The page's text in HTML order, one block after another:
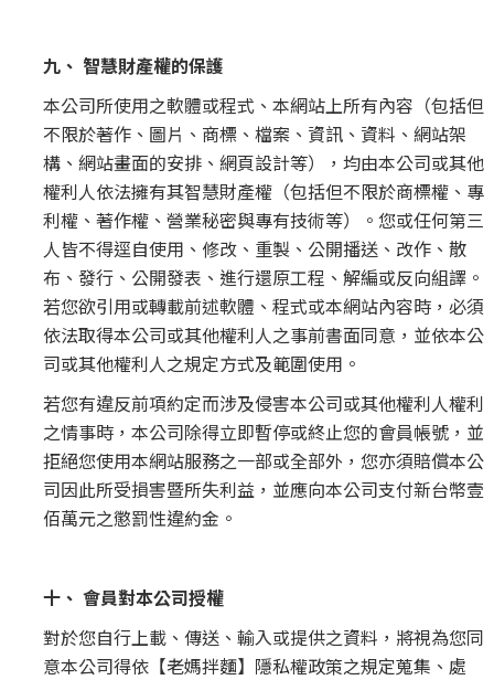
九、 智慧財產權的保護
本公司所使用之軟體或程式、本網站上所有內容（包括但
不限於著作、圖片、商標、檔案、資訊、資料、網站架
構、網站畫面的安排、網頁設計等），均由本公司或其他
權利人依法擁有其智慧財產權（包括但不限於商標權、專
利權、著作權、營業秘密與專有技術等）。您或任何第三
人皆不得逕自使用、修改、重製、公開播送、改作、散
布、發行、公開發表、進行還原工程、解編或反向組譯。
若您欲引用或轉載前述軟體、程式或本網站內容時，必須
依法取得本公司或其他權利人之事前書面同意，並依本公
司或其他權利人之規定方式及範圍使用。
若您有違反前項約定而涉及侵害本公司或其他權利人權利
之情事時，本公司除得立即暫停或終止您的會員帳號，並
拒絕您使用本網站服務之一部或全部外，您亦須賠償本公
司因此所受損害暨所失利益，並應向本公司支付新台幣壹
佰萬元之懲罰性違約金。
十、 會員對本公司授權
對於您自行上載、傳送、輸入或提供之資料，將視為您同
意本公司得依【老媽拌麵】隱私權政策之規定蒐集、處